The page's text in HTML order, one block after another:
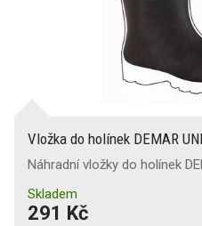
Vložka do holínek DEMAR
Náhradní vložky do holínek
Skladem
291 Kč